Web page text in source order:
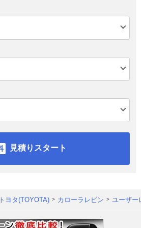
見積りスタート
トヨタ(TOYOTA) カローラレビン ユーザー